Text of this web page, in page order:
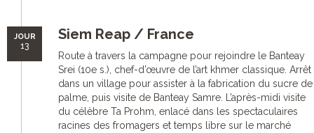
JOUR
13
Siem Reap / France
Route à travers la campagne pour rejoindre le Banteay
Srei (10e s.), chef-d’œuvre de l’art khmer classique. Arrêt
dans un village pour assister à la fabrication du sucre de
palme, puis visite de Banteay Samre. L’après-midi visite
du célèbre Ta Prohm, enlacé dans les spectaculaires
racines des fromagers et temps libre sur le marché